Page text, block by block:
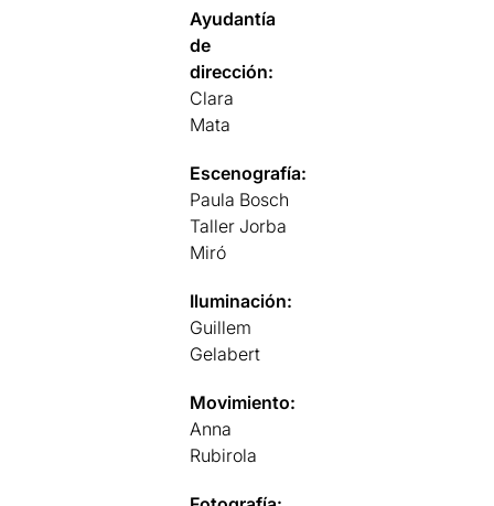
Ayudantía
de
dirección:
Clara
Mata
Escenografía:
Paula Bosch
Taller Jorba
Miró
Iluminación:
Guillem
Gelabert
Movimiento:
Anna
Rubirola